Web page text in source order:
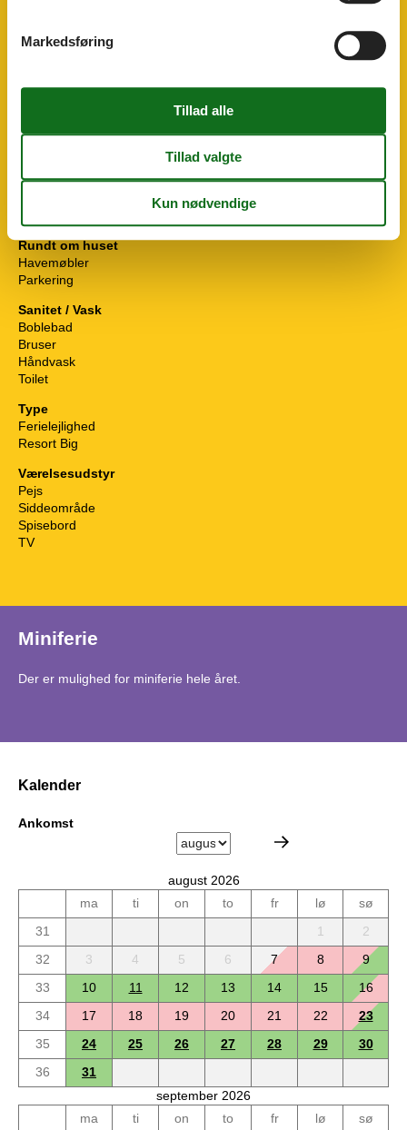
Køkkenudstyr
Mikroovn
Rundt om huset
Havemøbler
Parkering
Sanitet / Vask
Boblebad
Bruser
Håndvask
Toilet
Type
Ferielejlighed
Resort Big
Værelsesudstyr
Pejs
Siddeområde
Spisebord
TV
Miniferie
Der er mulighed for miniferie hele året.
Kalender
Ankomst
august 2026
ma
ti on to fr lø
sø
31
1
2
32
3 4 5 6 7 8
9
33
10 11 12 13 14 15
16
34
17 18 19 20 21 22
23
35
24 25 26 27 28 29
30
36
31
september 2026
ma
ti on to fr lø
sø
Markedsføring